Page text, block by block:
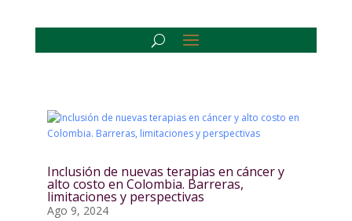
Inclusión de nuevas terapias en cáncer y
alto costo en Colombia. Barreras,
limitaciones y perspectivas
Ago 9, 2024